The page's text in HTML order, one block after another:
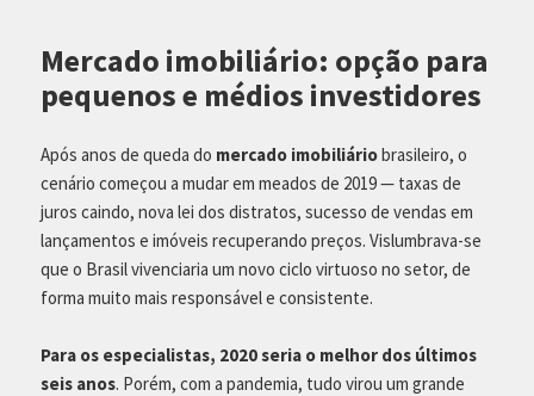
Mercado imobiliário: opção para
pequenos e médios investidores
Após anos de queda do mercado imobiliáriobrasileiro, o
cenário começou a mudar em meados de 2019 — taxas de
juros caindo, nova lei dos distratos, sucesso de vendas em
lançamentos e imóveis recuperando preços. Vislumbrava-se
que o Brasil vivenciaria um novo ciclo virtuoso no setor, de
forma muito mais responsável e consistente.
Para os especialistas, 2020 seria o melhor dos últimos
seis anos. Porém, com a pandemia, tudo virou um grande